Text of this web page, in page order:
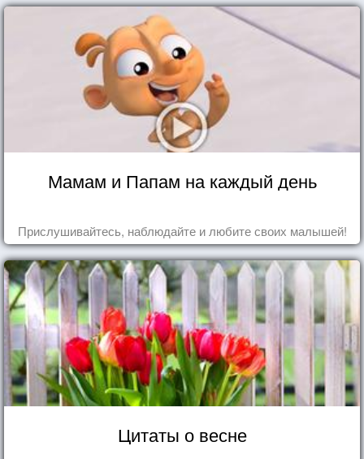
Мамам и Папам на каждый день
Прислушивайтесь, наблюдайте и любите своих малышей!
Цитаты о весне